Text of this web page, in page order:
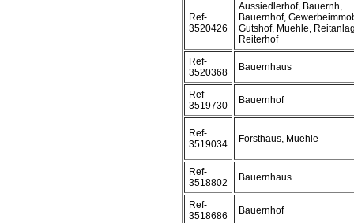
Ref-
3520426
Aussiedlerhof, Bauernh,
Bauernhof,
Gutshof, Muehle,
Reiterhof
Ref-
3520368
Bauernhaus
Ref-
3519730
Bauernhof
Ref-
3519034
Forsthaus, Muehle
Ref-
3518802
Bauernhaus
Ref-
3518686
Bauernhof